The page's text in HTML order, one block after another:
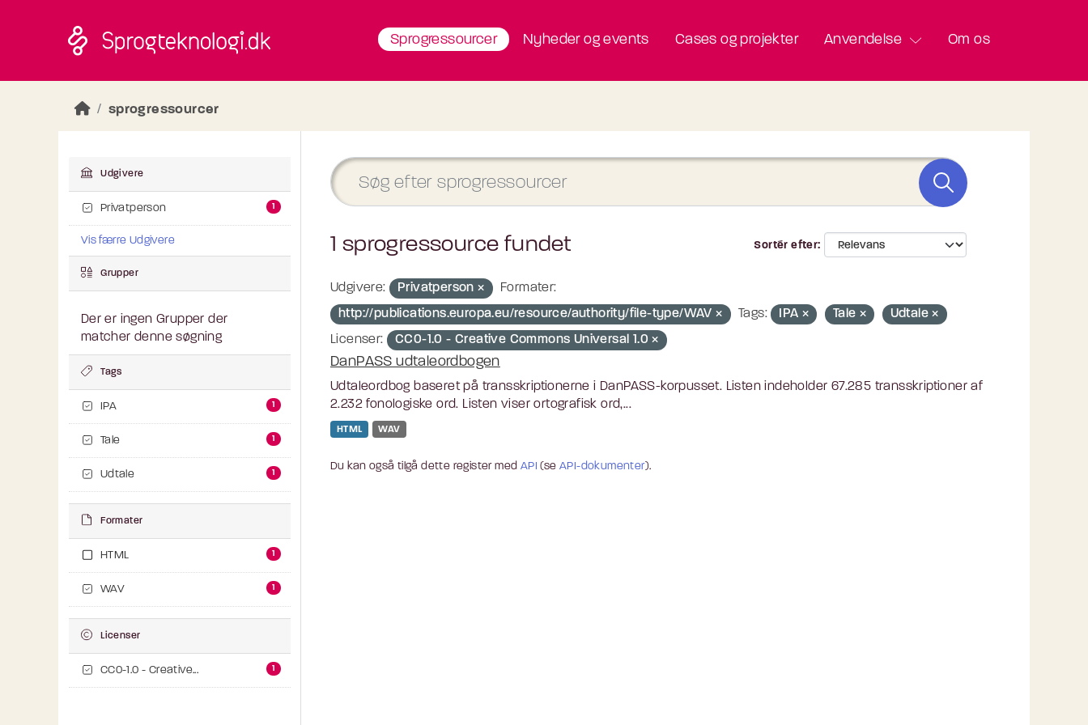
Sprogressourcer Nyheder og events Cases og projekter Anvendelse Om os
sprogressourcer
Udgivere
Privatperson 1
Vis færre Udgivere
Grupper
Der er ingen Grupper der
matcher denne søgning
Tags
IPA 1
Tale 1
Udtale 1
Formater
HTML 1
WAV 1
Licenser
CC0-1.0 - Creative... 1
Sortér efter
1 sprogressource fundet
Udgivere: Privatperson
Formater:
http://publications.europa.eu/resource/authority/file-type/WAV
Tags: IPA Tale
Udtale
Licenser:
CC0-1.0 - Creative Commons Universal 1.0
DanPASS udtaleordbogen
Udtaleordbog baseret på transskriptionerne i DanPASS-korpusset. Listen indeholder 67.285 transskriptioner af
2.232 fonologiske ord. Listen viser ortografisk ord,...
HTML WAV
Du kan også tilgå dette register med API (seAPI-dokumenter).